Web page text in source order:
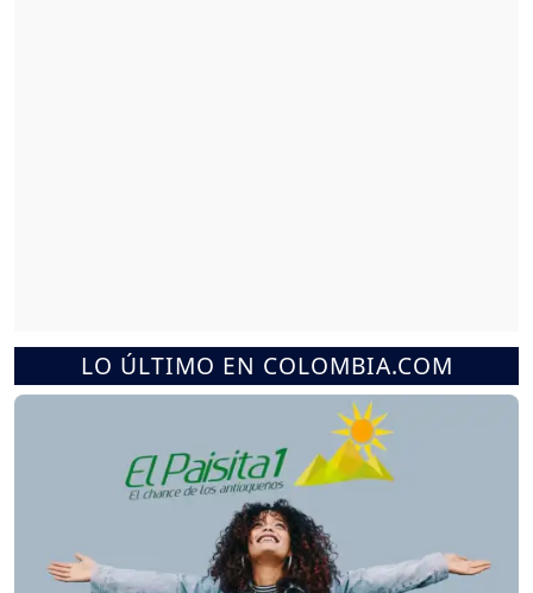
LO ÚLTIMO EN COLOMBIA.COM